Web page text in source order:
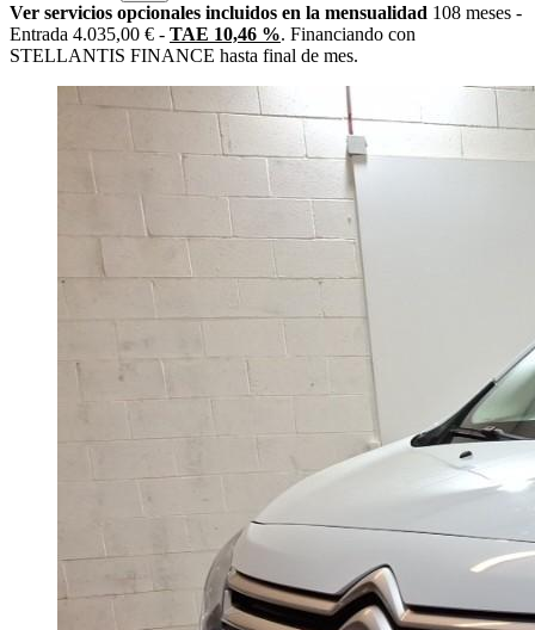
Ver servicios opcionales incluidos en la mensualidad 108 meses -
Entrada 4.035,00 € - TAE 10,46 %. Financiando con
STELLANTIS FINANCE hasta final de mes.